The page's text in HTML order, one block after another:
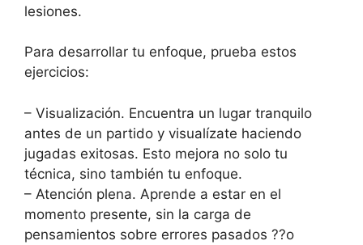
lesiones.
Para desarrollar tu enfoque, prueba estos
ejercicios:
– Visualización. Encuentra un lugar tranquilo
antes de un partido y visualízate haciendo
jugadas exitosas. Esto mejora no solo tu
técnica, sino también tu enfoque.
– Atención plena. Aprende a estar en el
momento presente, sin la carga de
pensamientos sobre errores pasados ??o